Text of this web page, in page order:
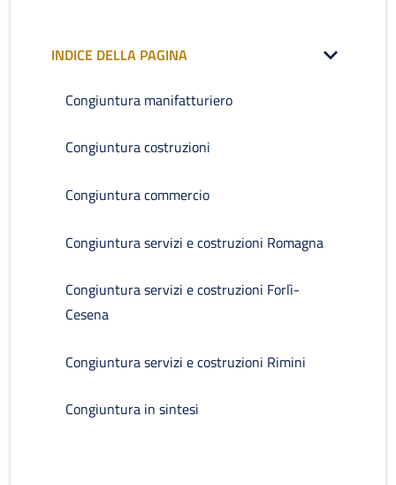
INDICE DELLA PAGINA
Congiuntura manifatturiero
Congiuntura costruzioni
Congiuntura commercio
Congiuntura servizi e costruzioni Romagna
Congiuntura servizi e costruzioni Forlì-
Cesena
Congiuntura servizi e costruzioni Rimini
Congiuntura in sintesi